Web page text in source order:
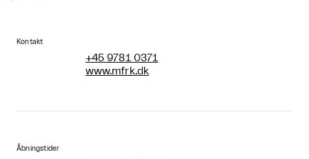
Kontakt
+45 9781 0371
www.mfrk.dk
Åbningstider